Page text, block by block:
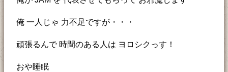
俺 一人じゃ 力不足ですが・・・
頑張るんで 時間のある人は ヨロシクっす！
おや睡眠